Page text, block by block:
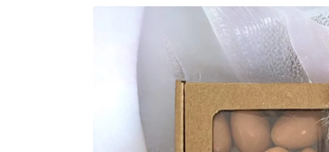
hviezdičiek.